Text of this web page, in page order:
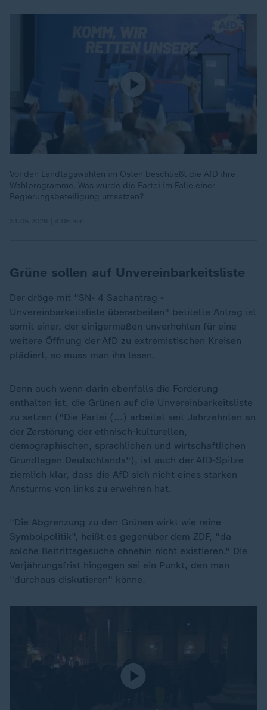
Vor den Landtagswahlen im Osten beschließt die AfD ihre
Wahlprogramme. Was würde die Partei im Falle einer
Regierungsbeteiligung umsetzen?
Grüne sollen auf Unvereinbarkeitsliste
Der dröge mit "SN- 4 Sachantrag -
Unvereinbarkeitsliste überarbeiten" betitelte Antrag ist
somit einer, der einigermaßen unverhohlen für eine
weitere Öffnung der AfD zu extremistischen Kreisen
plädiert, so muss man ihn lesen.
Denn auch wenn darin ebenfalls die Forderung
enthalten ist, die Grünen auf die Unvereinbarkeitsliste
zu setzen ("Die Partei (...) arbeitet seit Jahrzehnten an
der Zerstörung der ethnisch-kulturellen,
demographischen, sprachlichen und wirtschaftlichen
Grundlagen Deutschlands"), ist auch der AfD-Spitze
ziemlich klar, dass die AfD sich nicht eines starken
Ansturms von links zu erwehren hat.
"Die Abgrenzung zu den Grünen wirkt wie reine
Symbolpolitik", heißt es gegenüber dem ZDF, "da
solche Beitrittsgesuche ohnehin nicht existieren." Die
Verjährungsfrist hingegen sei ein Punkt, den man
"durchaus diskutieren" könne.